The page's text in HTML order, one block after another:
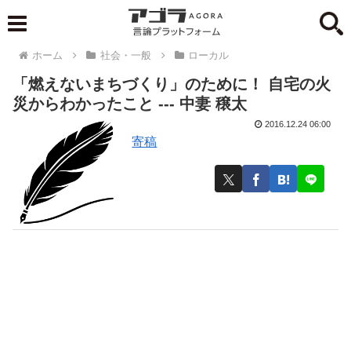
ホーム 社会・一般 ローカル
「燃えないまちづくり」のために！ 自宅の火
災からわかったこと --- 中妻 穣太
寄稿
2016.12.24 06:00